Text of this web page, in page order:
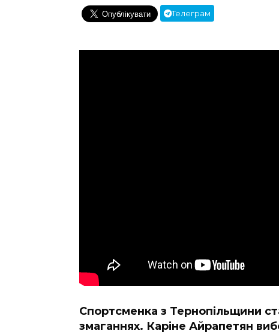
Телеграм
Спортсменка з Тернопільщини
змаганнях. Каріне Айрапетян